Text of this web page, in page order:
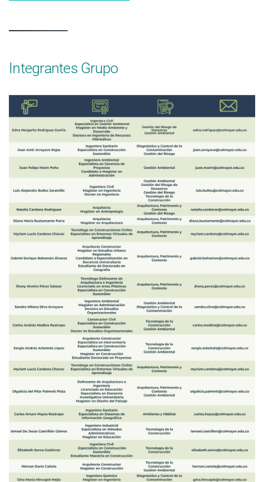
Integrantes Grupo